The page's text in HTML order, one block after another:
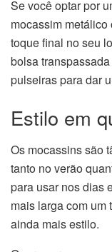
Se você optar por
mocassim
toque final no seu
bolsa
pulseiras para dar
Estilo em
Os mocassins são
tanto no verão
para usar nos dias
mais larga com um
ainda mais estilo.